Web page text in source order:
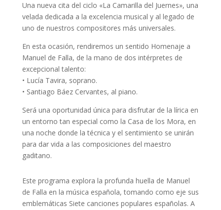
Una nueva cita del ciclo «La Camarilla del Juernes», una
velada dedicada a la excelencia musical y al legado de
uno de nuestros compositores más universales.
En esta ocasión, rendiremos un sentido Homenaje a
Manuel de Falla, de la mano de dos intérpretes de
excepcional talento:
• Lucía Tavira, soprano.
• Santiago Báez Cervantes, al piano.
Será una oportunidad única para disfrutar de la lírica en
un entorno tan especial como la Casa de los Mora, en
una noche donde la técnica y el sentimiento se unirán
para dar vida a las composiciones del maestro
gaditano.
Este programa explora la profunda huella de Manuel
de Falla en la música española, tomando como eje sus
emblemáticas Siete canciones populares españolas. A